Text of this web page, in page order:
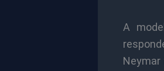
A
Neymar